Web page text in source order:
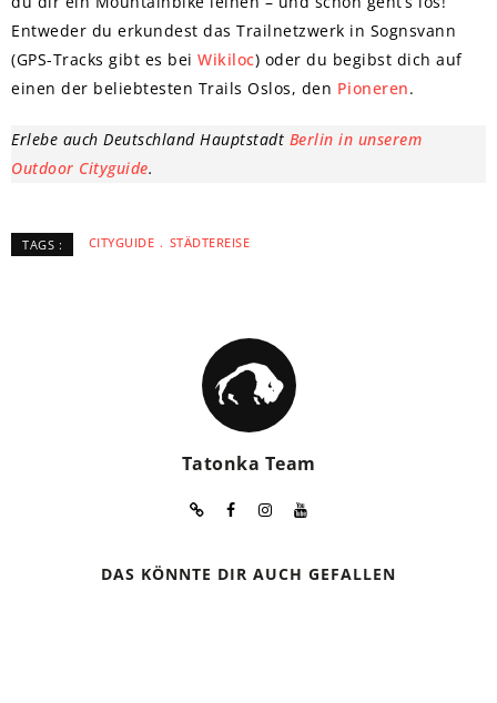
Entweder du erkundest das Trailnetzwerk in Sognsvann
(GPS-Tracks gibt es bei Wikiloc) oder du begibst dich auf
einen der beliebtesten Trails Oslos, den Pioneren.
Erlebe auch Deutschland Hauptstadt Berlin in unserem
Outdoor Cityguide.
TAGS : CITYGUIDE STÄDTEREISE
Tatonka Team
DAS KÖNNTE DIR AUCH GEFALLEN